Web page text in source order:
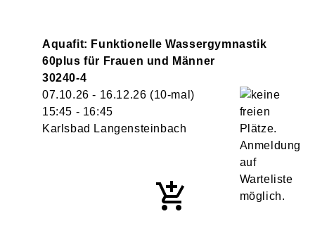
Aquafit: Funktionelle Wassergymnastik
60plus für Frauen und Männer
30240-4
07.10.26 - 16.12.26 (10-mal)
15:45 - 16:45
Karlsbad Langensteinbach